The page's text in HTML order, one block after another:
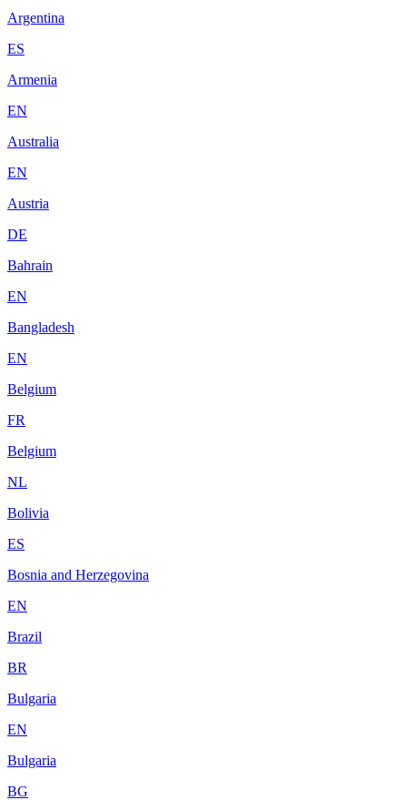
Argentina
ES
Armenia
EN
Australia
EN
Austria
DE
Bahrain
EN
Bangladesh
EN
Belgium
FR
Belgium
NL
Bolivia
ES
Bosnia and Herzegovina
EN
Brazil
BR
Bulgaria
EN
Bulgaria
BG